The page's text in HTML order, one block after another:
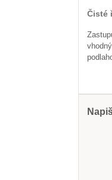
Čisté